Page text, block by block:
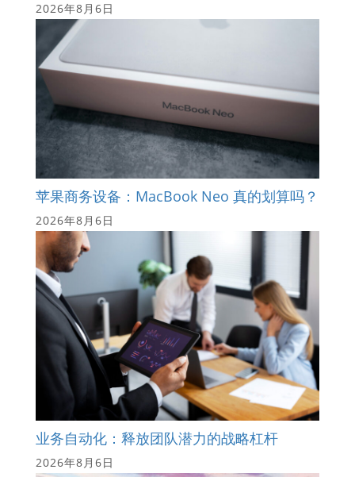
2026年8月6日
苹果商务设备：MacBook Neo 真的划算吗？
2026年8月6日
业务自动化：释放团队潜力的战略杠杆
2026年8月6日